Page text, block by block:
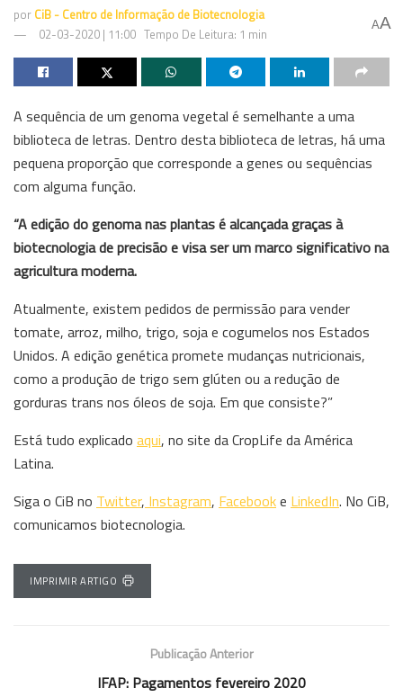
por CiB - Centro de Informação de Biotecnologia
02-03-2020 | 11:00 Tempo De Leitura: 1 min
AA
A sequência de um genoma vegetal é semelhante a uma
biblioteca de letras. Dentro desta biblioteca de letras, há uma
pequena proporção que corresponde a genes ou sequências
com alguma função.
“A edição do genoma nas plantas é alcançada graças à
biotecnologia de precisão e visa ser um marco significativo na
agricultura moderna.
Atualmente, existem pedidos de permissão para vender
tomate, arroz, milho, trigo, soja e cogumelos nos Estados
Unidos. A edição genética promete mudanças nutricionais,
como a produção de trigo sem glúten ou a redução de
gorduras trans nos óleos de soja. Em que consiste?”
Está tudo explicado aqui, no site da CropLife da América
Latina.
Siga o CiB no Twitter, Instagram, Facebooke LinkedIn. No CiB,
comunicamos biotecnologia.
IMPRIMIR ARTIGO
Publicação Anterior
IFAP: Pagamentos fevereiro 2020